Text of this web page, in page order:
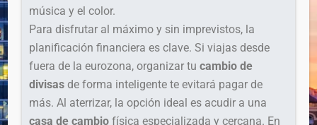
música y el color.
Para disfrutar al máximo y sin imprevistos, la
planificación financiera es clave. Si viajas desde
fuera de la eurozona, organizar tucambio de
divisas de forma inteligente te evitará pagar de
más. Al aterrizar, la opción ideal es acudir a una
casa de cambio física especializada y cercana. En